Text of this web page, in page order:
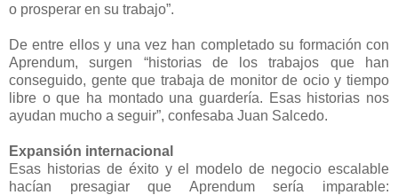
o prosperar en su trabajo”.
De entre ellos y una vez han completado su formación con
Aprendum, surgen “historias de los trabajos que han
conseguido, gente que trabaja de monitor de ocio y tiempo
libre o que ha montado una guardería. Esas historias nos
ayudan mucho a seguir”, confesaba Juan Salcedo.
Expansión internacional
Esas historias de éxito y el modelo de negocio escalable
hacían presagiar que Aprendum sería imparable: